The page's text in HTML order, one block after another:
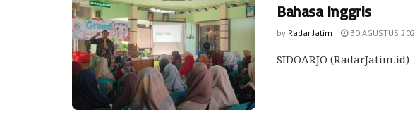
Bahasa Inggris
by Radar Jatim 30 AGUSTUS
SIDOARJO (RadarJatim.id)